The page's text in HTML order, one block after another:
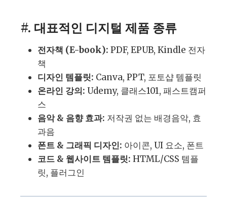
#. 대표적인 디지털 제품 종류
전자책 (E-book): PDF, EPUB, Kindle 전자
책
디자인 템플릿: Canva, PPT, 포토샵 템플릿
온라인 강의: Udemy, 클래스101, 패스트캠퍼
스
음악 & 음향 효과: 저작권 없는 배경음악, 효
과음
폰트 & 그래픽 디자인: 아이콘, UI 요소, 폰트
코드 & 웹사이트 템플릿: HTML/CSS 템플
릿, 플러그인